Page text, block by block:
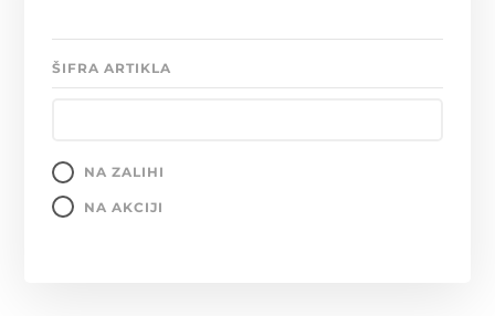
ŠIFRA ARTIKLA
NA ZALIHI
NA AKCIJI